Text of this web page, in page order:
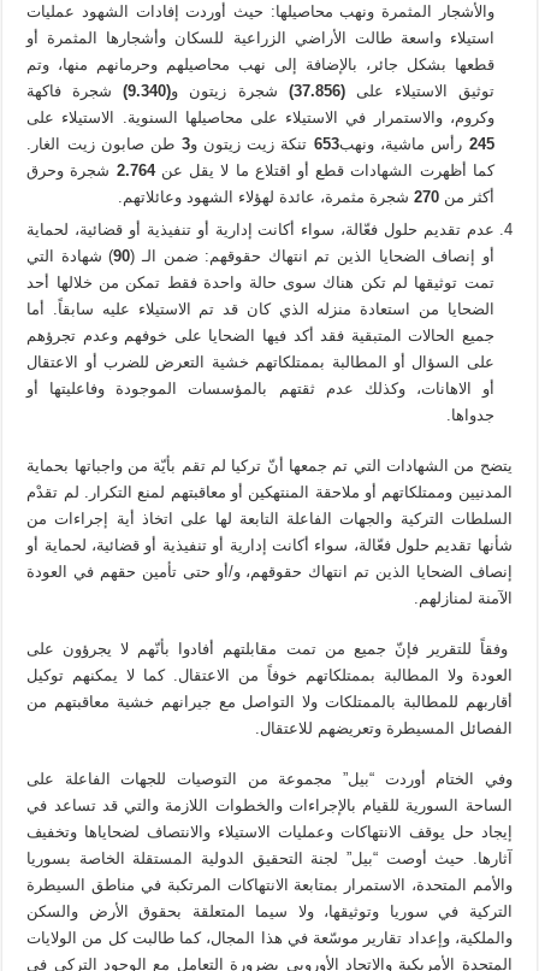
والأشجار المثمرة ونهب محاصيلها: حيث أوردت إفادات الشهود عمليات
استيلاء واسعة طالت الأراضي الزراعية للسكان وأشجارها المثمرة أو
قطعها بشكل جائر، بالإضافة إلى نهب محاصيلهم وحرمانهم منها، وتم
توثيق الاستيلاء على(37
.856) شجرة زيتون و(9.340)
شجرة فاكهة
وكروم، والاستمرار في الاستيلاء على محاصيلها السنوية. الاستيلاء على
245 رأس ماشية، ونهب653 تنكة زيت زيتون و3 طن صابون زيت الغار.
كما أظهرت الشهادات قطع أو اقتلاع ما لا يقل عن
2.764
شجرة وحرق
أكثر من270 شجرة مثمرة، عائدة لهؤلاء الشهود وعائلاتهم.
عدم تقديم حلول فعّالة، سواء أكانت إدارية أو تنفيذية أو قضائية، لحماية
أو إنصاف الضحايا الذين تم انتهاك حقوقهم: ضمن الـ (90) شهادة التي
تمت توثيقها لم تكن هناك سوى حالة واحدة فقط تمكن من خلالها أحد
الضحايا من استعادة منزله الذي كان قد تم الاستيلاء عليه سابقاً. أما
جميع الحالات المتبقية فقد أكد فيها الضحايا على خوفهم وعدم تجرؤهم
على السؤال أو المطالبة بممتلكاتهم خشية التعرض للضرب أو الاعتقال
أو الاهانات، وكذلك عدم ثقتهم بالمؤسسات الموجودة وفاعليتها أو
جدواها.
يتضح من الشهادات التي تم جمعها أنّ تركيا لم تقم بأيّة من واجباتها بحماية
المدنيين وممتلكاتهم أو ملاحقة المنتهكين أو معاقبتهم لمنع التكرار. لم تقدْم
السلطات التركية والجهات الفاعلة التابعة لها على اتخاذ أية إجراءات من
شأنها تقديم حلول فعّالة، سواء أكانت إدارية أو تنفيذية أو قضائية، لحماية أو
إنصاف الضحايا الذين تم انتهاك حقوقهم، و/أو حتى تأمين حقهم في العودة
الآمنة لمنازلهم.
وفقاً للتقرير فإنّ جميع من تمت مقابلتهم أفادوا بأنّهم لا يجرؤون على
العودة ولا المطالبة بممتلكاتهم خوفاً من الاعتقال. كما لا يمكنهم توكيل
أقاربهم للمطالبة بالممتلكات ولا التواصل مع جيرانهم خشية معاقبتهم من
الفصائل المسيطرة وتعريضهم للاعتقال.
وفي الختام أوردت “بيل” مجموعة من التوصيات للجهات الفاعلة على
الساحة السورية للقيام بالإجراءات والخطوات اللازمة والتي قد تساعد في
إيجاد حل يوقف الانتهاكات وعمليات الاستيلاء والانتصاف لضحاياها وتخفيف
آثارها. حيث أوصت “بيل” لجنة التحقيق الدولية المستقلة الخاصة بسوريا
والأمم المتحدة، الاستمرار بمتابعة الانتهاكات المرتكبة في مناطق السيطرة
التركية في سوريا وتوثيقها، ولا سيما المتعلقة بحقوق الأرض والسكن
والملكية، وإعداد تقارير موسّعة في هذا المجال، كما طالبت كل من الولايات
المتحدة الأمريكية والاتحاد الأوروبي بضرورة التعامل مع الوجود التركي في